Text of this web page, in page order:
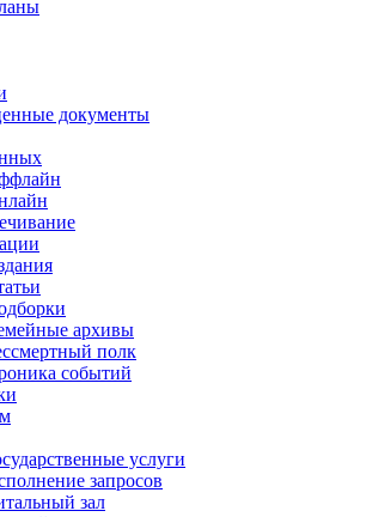
документы
архивы
полк
событий
услуги
запросов
зал